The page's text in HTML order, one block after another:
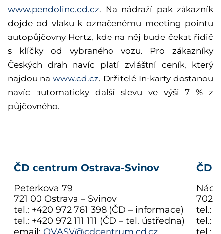
www.pendolino.cd.cz. Na nádraží pak zákazník
dojde od vlaku k označenému meeting pointu
autopůjčovny Hertz, kde na něj bude čekat řidič
s klíčky od vybraného vozu. Pro zákazníky
Českých drah navíc platí zvláštní ceník, který
najdou na www.cd.cz. Držitelé In-karty dostanou
navíc automaticky další slevu ve výši 7 % z
půjčovného.
ČD centrum Ostrava-Svinov
Peterkova 79
721 00 Ostrava – Svinov
tel.: +420 972 761 398 (ČD – informace)
tel.: +420 972 111 111 (ČD – tel. ústředna)
email: OVASV@cdcentrum.cd.cz
ČD
702
tel.:
tel.:
tel.: